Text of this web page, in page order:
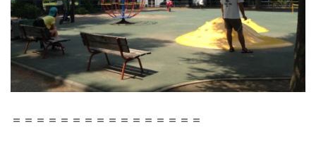
＝＝＝＝＝＝＝＝＝＝＝＝＝＝＝＝